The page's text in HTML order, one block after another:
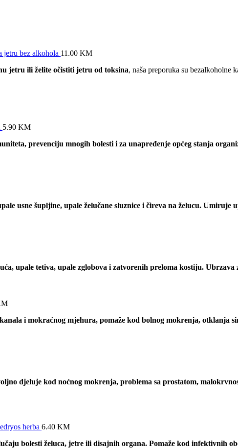
bez alkohola 11.00 KM
jetru ili želite očistiti jetru od toksina, naša preporuka su bezalkoholne
5.90 KM
prevenciju mnogih bolesti i za unapređenje općeg stanja
usne šupljine, upale želučane sluznice i čireva na želucu. Umiruje
upale tetiva, upale zglobova i zatvorenih preloma kostiju.
i mokraćnog mjehura, pomaže kod bolnog mokrenja, otklanja
djeluje kod noćnog mokrenja, problema sa prostatom,
herba 6.40 KM
bolesti želuca, jetre ili disajnih organa. Pomaže kod infektivnih